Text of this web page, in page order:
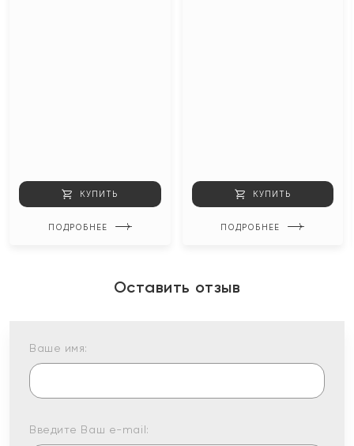
КУПИТЬ
ПОДРОБНЕЕ
КУПИТЬ
ПОДРОБНЕЕ
Оставить отзыв
Ваше имя:
Введите Ваш e-mail: